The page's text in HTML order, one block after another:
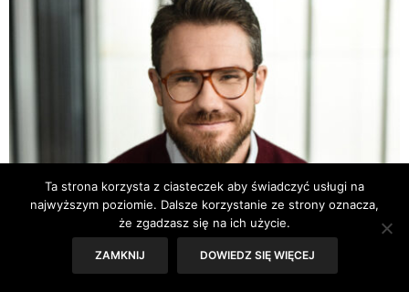
Ta strona korzysta z ciasteczek aby świadczyć usługi na
najwyższym poziomie. Dalsze korzystanie ze strony oznacza,
że zgadzasz się na ich użycie.
ZAMKNIJ DOWIEDZ SIĘ WIĘCEJ